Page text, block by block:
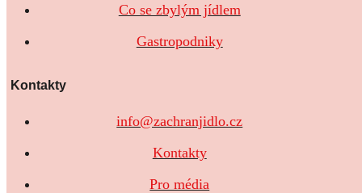
Co se zbylým jídlem
Gastropodniky
Kontakty
info@zachranjidlo.cz
Kontakty
Pro média